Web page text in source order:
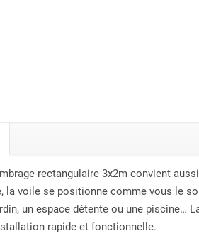
rectangulaire 3x2m convient
la voile se positionne comme vous le
un espace détente ou une piscine…
rapide et fonctionnelle.